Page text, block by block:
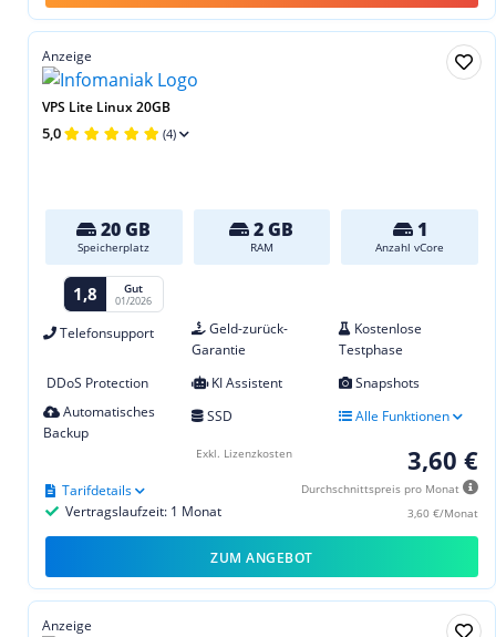
Anzeige
VPS Lite Linux 20GB
5,0 (4)
20 GB
Speicherplatz
2 GB
RAM
1
Anzahl vCore
1,8 Gut
01/2026
Telefonsupport
Geld-zurück-
Garantie
Kostenlose
Testphase
DDoS Protection
KI Assistent
Snapshots
Automatisches
Backup
SSD Alle Funktionen
3,60 €
Durchschnittspreis pro Monat
3,60 €/Monat
Vertragslaufzeit: 1 Monat
Tarifdetails
Exkl. Lizenzkosten
ZUM ANGEBOT
Anzeige